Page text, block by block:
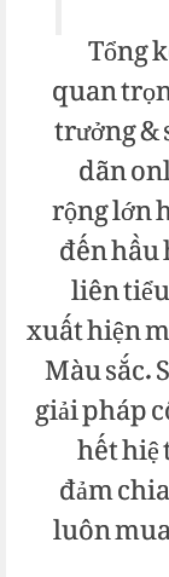
Tổng
quan
trưởng
dãn
rộng lớn
đến
liên
xuất hiện
Màu
giải pháp
hết
đảm
luôn